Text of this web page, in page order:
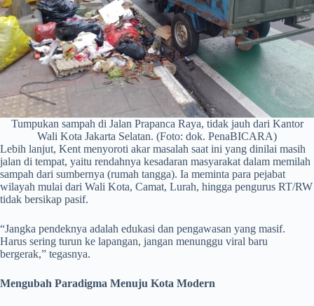
Tumpukan sampah di Jalan Prapanca Raya, tidak jauh dari Kantor
Wali Kota Jakarta Selatan. (Foto: dok. PenaBICARA)
Lebih lanjut, Kent menyoroti akar masalah saat ini yang dinilai masih
jalan di tempat, yaitu rendahnya kesadaran masyarakat dalam memilah
sampah dari sumbernya (rumah tangga). Ia meminta para pejabat
wilayah mulai dari Wali Kota, Camat, Lurah, hingga pengurus RT/RW
tidak bersikap pasif.
“Jangka pendeknya adalah edukasi dan pengawasan yang masif.
Harus sering turun ke lapangan, jangan menunggu viral baru
bergerak,” tegasnya.
Mengubah Paradigma Menuju Kota Modern